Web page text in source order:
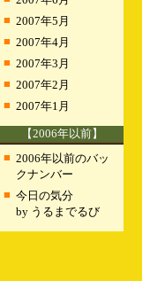
■ 2007年5月
■ 2007年4月
■ 2007年3月
■ 2007年2月
■ 2007年1月
【2006年以前】
■ 2006年以前のバッ
クナンバー
■ 今日の気分
by うるまでるび